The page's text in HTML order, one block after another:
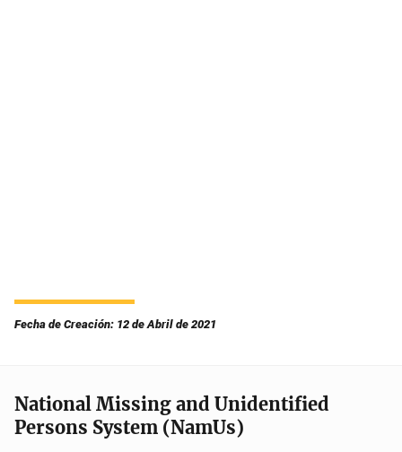
Fecha de Creación: 12 de Abril de 2021
National Missing and Unidentified
Persons System (NamUs)